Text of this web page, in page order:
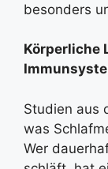
besonders
Körperliche
Studien aus
was
Wer